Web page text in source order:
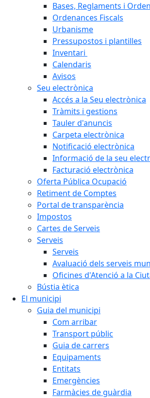
Bases, Reglaments i
Ordenances Fiscals
Urbanisme
Pressupostos i plantilles
Inventari
Calendaris
Avisos
Seu electrònica
Accés a la Seu electrònica
Tràmits i gestions
Tauler d'anuncis
Carpeta electrònica
Notificació electrònica
Informació de la seu
Facturació electrònica
Oferta Pública Ocupació
Retiment de Comptes
Portal de transparència
Impostos
Cartes de Serveis
Serveis
Serveis
Avaluació dels serveis
Oficines d'Atenció a la
Bústia ètica
El municipi
Guia del municipi
Com arribar
Transport públic
Guia de carrers
Equipaments
Entitats
Emergències
Farmàcies de guàrdia